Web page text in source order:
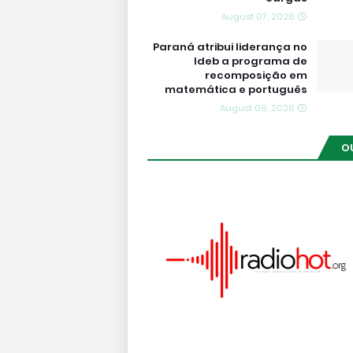
August 07, 2026
Paraná atribui liderança no
Ideb a programa de
recomposição em
matemática e português
August 06, 2026